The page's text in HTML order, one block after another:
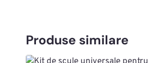
Produse similare